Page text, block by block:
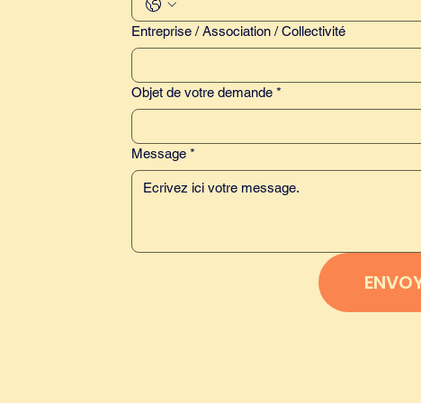
Entreprise / Association / Collectivité
Objet de votre demande *
Message *